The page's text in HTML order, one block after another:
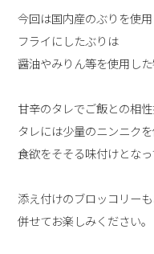
今回は国内産のぶりを使用
フライにしたぶりは
醤油やみりん等を使用し
甘辛のタレでご飯との相性
タレには少量のニンニク
食欲をそそる味付けとな
添え付けのブロッコリー
併せてお楽しみください。